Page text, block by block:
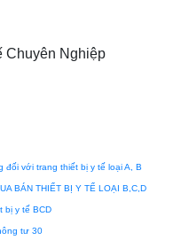
Chuyên Nghiệp
đối với trang thiết bị y tế loại A, B
BÁN THIẾT BỊ Y TẾ LOẠI B,C,D
bị y tế BCD
tư 30